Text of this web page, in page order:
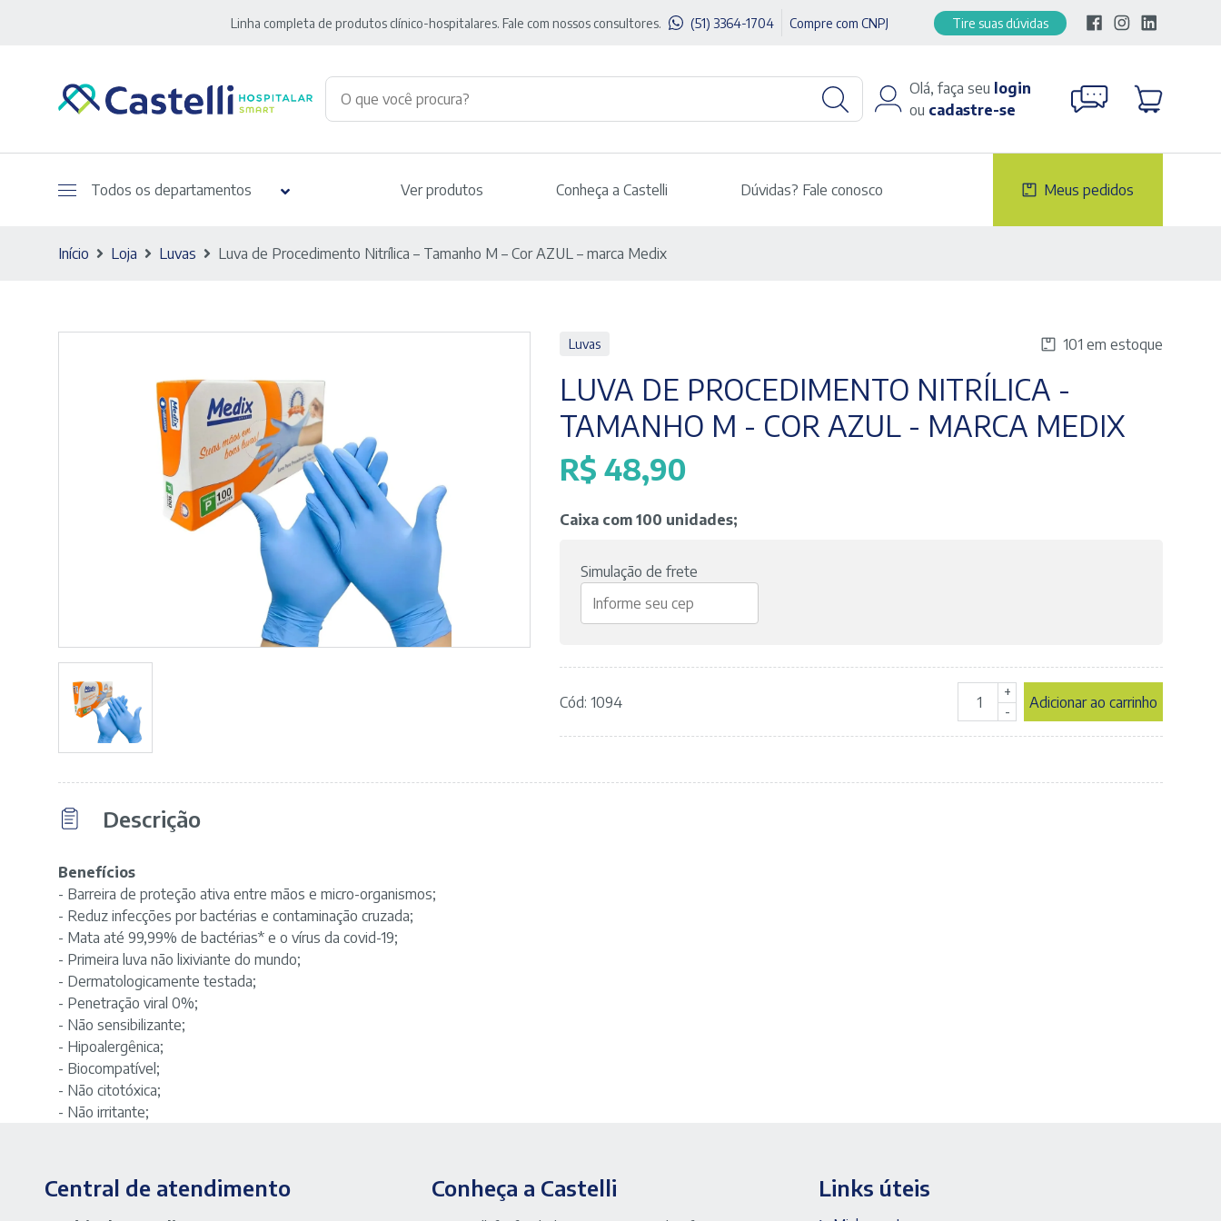
Linha completa de produtos clínico-hospitalares. Fale com nossos consultores. (51) 3364-1704 Compre com CNPJ Tire suas dúvidas
Olá, faça seu login
ou cadastre-se
Todos os departamentos Ver produtos Conheça a Castelli Dúvidas? Fale conosco Meus pedidos
Início Loja Luvas Luva de Procedimento Nitrílica – Tamanho M – Cor AZUL – marca Medix
Luvas 101 em estoque
LUVA DE PROCEDIMENTO NITRÍLICA -
TAMANHO M - COR AZUL - MARCA MEDIX
R$ 48,90
Caixa com 100 unidades;
Simulação de frete
Cód: 1094
Luva
-
+
-
Adicionar ao carrinho
Descrição
Benefícios
- Barreira de proteção ativa entre mãos e micro-organismos;
- Reduz infecções por bactérias e contaminação cruzada;
- Mata até 99,99% de bactérias* e o vírus da covid-19;
- Primeira luva não lixiviante do mundo;
- Dermatologicamente testada;
- Penetração viral 0%;
- Não sensibilizante;
- Hipoalergênica;
- Biocompatível;
- Não citotóxica;
- Não irritante;
Central de atendimento Conheça a Castelli Links úteis